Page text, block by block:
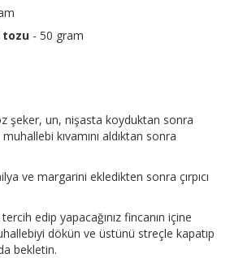
tozu - 50 gram
şeker, un, nişasta koyduktan sonra
muhallebi kıvamını aldıktan sonra
ve margarini ekledikten sonra çırpıcı
edip yapacağınız fincanın içine
dökün ve üstünü streçle kapatıp
bekletin.